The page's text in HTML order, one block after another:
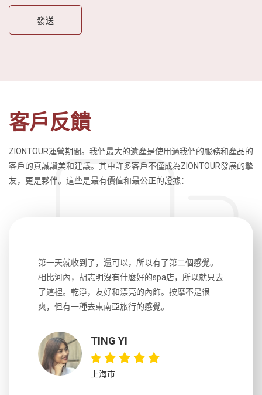
客戶反饋
ZIONTOUR運營期間。我們最大的遺產是使用過我們的服務和產品的
客戶的真誠讚美和建議。其中許多客戶不僅成為ZIONTOUR發展的摯
友，更是夥伴。這些是最有價值和最公正的證據：
第一天就收到了，還可以，所以有了第二個感覺。
相比河內，胡志明沒有什麼好的spa店，所以就只去
了這裡。乾淨，友好和漂亮的內飾。按摩不是很
爽，但有一種去東南亞旅行的感覺。
TING YI
上海市